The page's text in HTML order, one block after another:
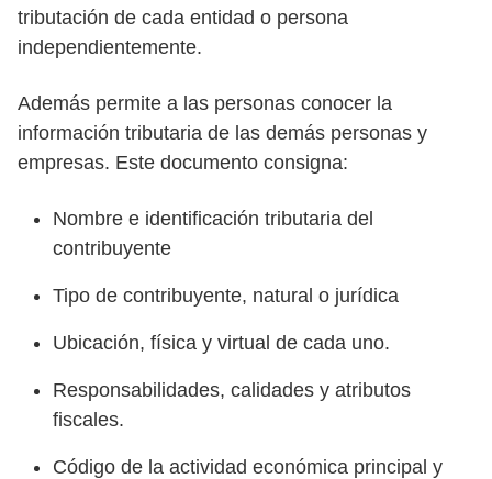
tributación de cada entidad o persona
independientemente.
Además permite a las personas conocer la
información tributaria de las demás personas y
empresas. Este documento consigna:
Nombre e identificación tributaria del
contribuyente
Tipo de contribuyente, natural o jurídica
Ubicación, física y virtual de cada uno.
Responsabilidades, calidades y atributos
fiscales.
Código de la actividad económica principal y